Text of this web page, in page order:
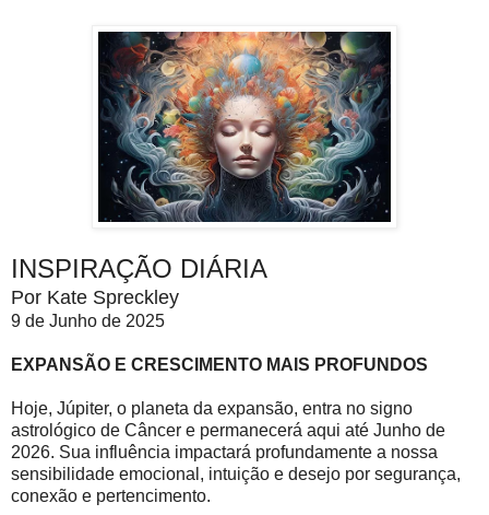
INSPIRAÇÃO DIÁRIA
Por Kate Spreckley
9 de Junho de 2025
EXPANSÃO E CRESCIMENTO MAIS PROFUNDOS
Hoje, Júpiter, o planeta da expansão, entra no signo
astrológico de Câncer e permanecerá aqui até Junho de
2026. Sua influência impactará profundamente a nossa
sensibilidade emocional, intuição e desejo por segurança,
conexão e pertencimento.